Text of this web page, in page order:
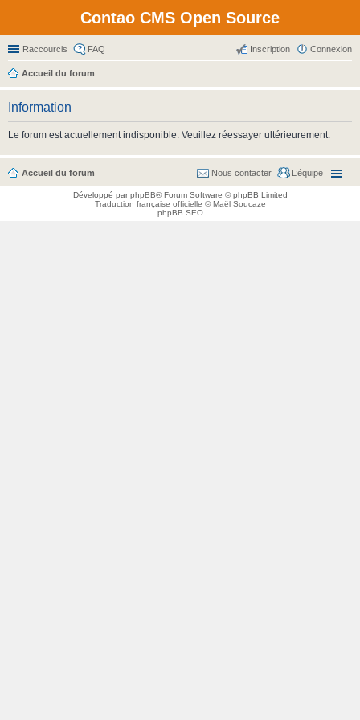
Contao CMS Open Source
Raccourcis FAQ Connexion
Inscription
Accueil du forum
Information
Le forum est actuellement indisponible. Veuillez réessayer ultérieurement.
Accueil du forum L’équipe
Nous contacter
Développé parphpBB® Forum Software © phpBB Limited
Traduction française officielle ©Maël Soucaze
phpBB SEO